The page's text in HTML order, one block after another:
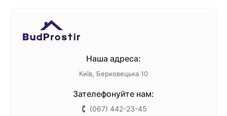
Наша адреса:
Київ, Берковецька 10
Зателефонуйте нам:
(067) 442-23-45